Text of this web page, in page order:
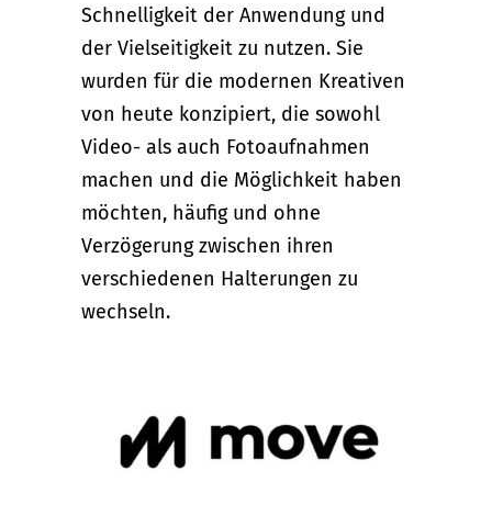
Schnelligkeit der Anwendung und
der Vielseitigkeit zu nutzen. Sie
wurden für die modernen Kreativen
von heute konzipiert, die sowohl
Video- als auch Fotoaufnahmen
machen und die Möglichkeit haben
möchten, häufig und ohne
Verzögerung zwischen ihren
verschiedenen Halterungen zu
wechseln.